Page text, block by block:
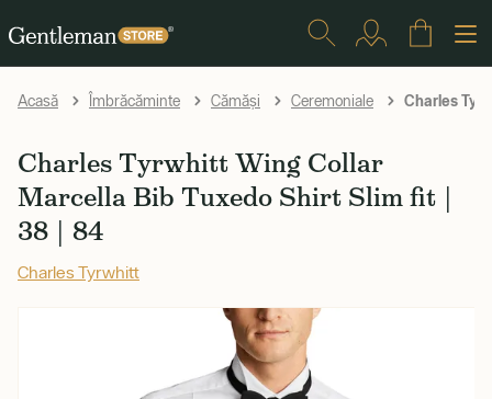
Acasă Îmbrăcăminte Cămăși Ceremoniale Charles
Charles Tyrwhitt Wing Collar
Marcella Bib Tuxedo Shirt Slim fit |
38 | 84
Charles Tyrwhitt